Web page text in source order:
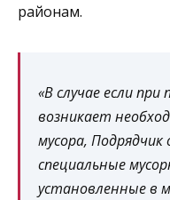
районам.
«В случае если
возникает
мусора, Подрядчик
специальные
установленные в